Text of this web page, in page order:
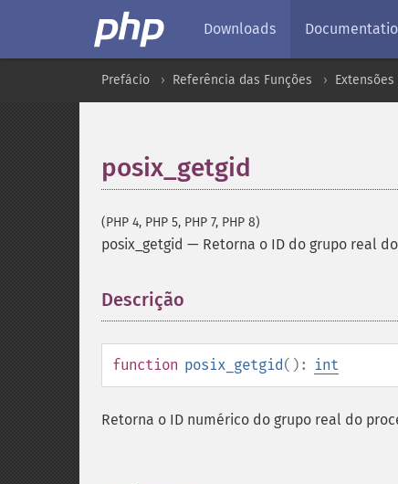
Downloads
Prefácio Referência das Funções
posix_getgid
(PHP 4, PHP 5, PHP 7, PHP 8)
posix_getgid — Retorna o ID do grupo real
Descrição
function posix_getgid(): int
Retorna o ID numérico do grupo real do